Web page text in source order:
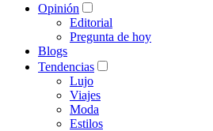
Opinión
Editorial
Pregunta de hoy
Blogs
Tendencias
Lujo
Viajes
Moda
Estilos